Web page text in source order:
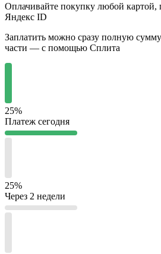
Оплачивайте покупку любой картой,
Яндекс ID
Заплатить можно сразу полную
части — с помощью Сплита
25%
Платеж сегодня
25%
Через 2 недели